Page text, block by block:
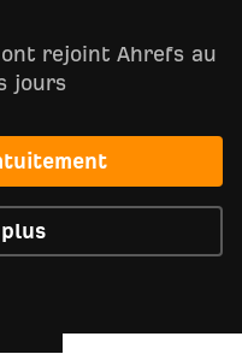
ont rejoint Ahrefs au
jours